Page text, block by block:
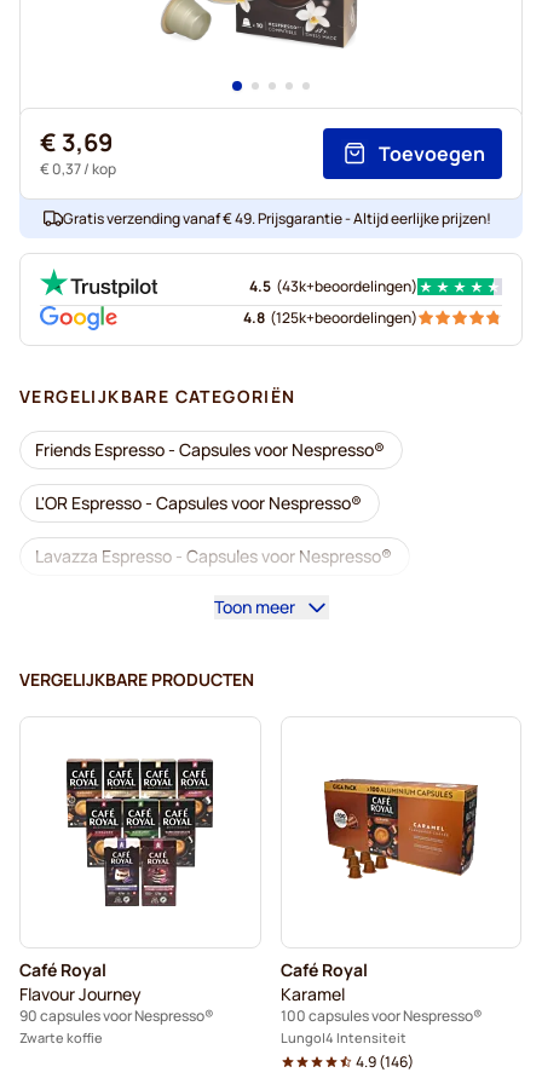
€ 3,69
€ 0,37/ kop
Toevoegen
Gratis verzending vanaf € 49. Prijsgarantie - Altijd eerlijke prijzen!
4.5 (43k+beoordelingen)
4.8 (125k+beoordelingen)
VERGELIJKBARE CATEGORIËN
Friends Espresso - Capsules voor Nespresso®
L'OR Espresso - Capsules voor Nespresso®
Lavazza Espresso - Capsules voor Nespresso®
Starbucks voor Nespresso®
Lungocapsules voor Nespresso®
Lavazza voor Nespresso®
illy - Koffiecapsules voor Nespresso®
Accessoires voor Nespresso®
Ontkalken en onderhoud voor Nespresso®
L'OR - Koffiecapsules voor Nespresso®
Toon meer
VERGELIJKBARE PRODUCTEN
Café Royal
Flavour Journey
90 capsules voor Nespresso®
Zwarte koffie
Café Royal
Karamel
100 capsules voor Nespresso®
Lungo 4 Intensiteit
4.9(146)